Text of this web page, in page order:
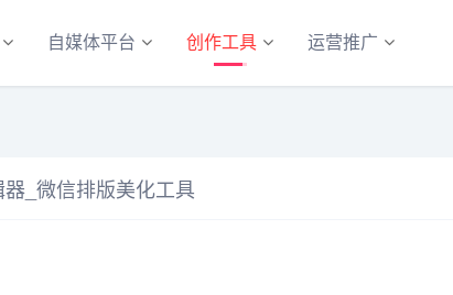
自媒体平台 创作工具 运营推广
_微信排版美化工具